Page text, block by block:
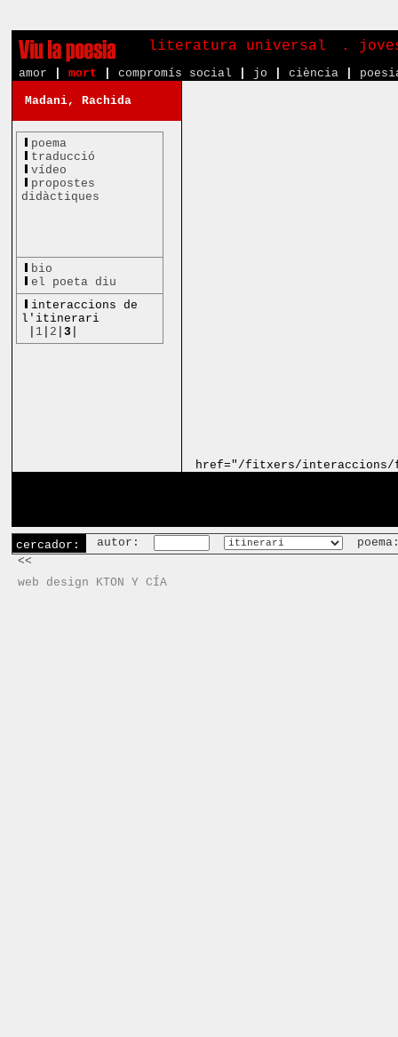
literatura universal .
amor mort compromís social jo ciència
Madani, Rachida
poema
traducció
vídeo
propostes
didàctiques
bio
el poeta diu
interaccions de
l'itinerari
1 2 |3
href="/fitxers/interaccions/
cercador: autor:
<<
web design KTON Y CÍA